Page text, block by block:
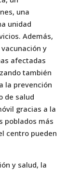
una
unidad
Además,
y
afectadas
también
la prevención
de salud
gracias a la
poblados más
centro pueden
y salud, la